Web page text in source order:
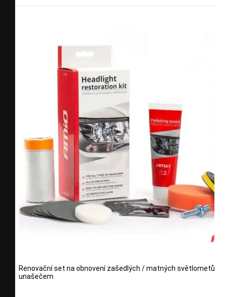
Renovační set na obnovení zašedlých / matných světlometů - s
unašečem